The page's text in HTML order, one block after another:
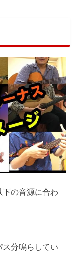
下の音源に合わ
分鳴らしてい